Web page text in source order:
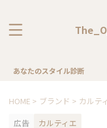
あなたのスタイル診断
HOME > ブランド > カルテ
広告
カルティエ